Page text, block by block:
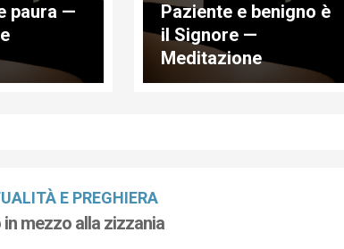
paura —
Paziente e benigno è
il Signore —
Meditazione
quotidiana
E PREGHIERA
in mezzo alla zizzania